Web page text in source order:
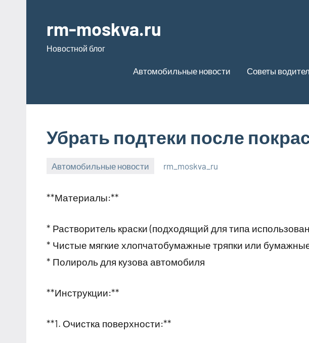
содержимому
rm-moskva.ru
Новостной блог
Автомобильные новости Советы
Убрать подтеки после
Автомобильные новости
2024
rm_moskva_ru
**Материалы:**
* Растворитель краски (подходящий для типа
* Чистые мягкие хлопчатобумажные тряпки или
* Полироль для кузова автомобиля
**Инструкции:**
**1. Очистка поверхности:**